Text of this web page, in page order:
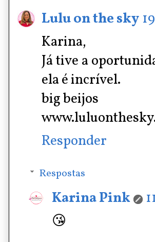
Lulu on the sky
Karina,
Já tive a
ela é incrível.
big beijos
Responder
Respostas
Karina Pink
😘